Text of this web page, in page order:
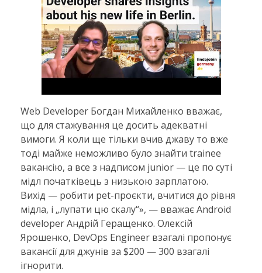
Web Developer Богдан Михайленко вважає,
що для стажування це досить адекватні
вимоги. Я коли ще тільки вчив джаву то вже
тоді майже неможливо було знайти trainee
вакансію, а все з надписом junior — це по суті
мідл початківець з низькою зарплатою.
Вихід — робити pet-проєкти, вчитися до рівня
мідла, і „лупати цю скалу“», — вважає Android
developer Андрій Геращенко. Олексій
Ярошенко, DevOps Engineer взагалі пропонує
вакансії для джунів за $200 — 300 взагалі
ігнорити.